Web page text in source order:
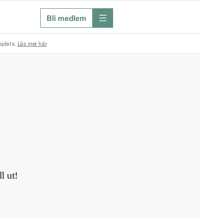
Bli medlem meny
Läs mer här
ut!